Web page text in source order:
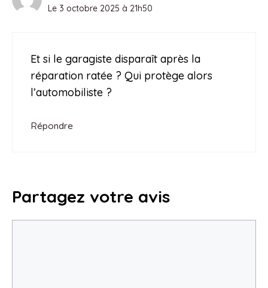
Le 3 octobre 2025 à 21h50
Et si le garagiste disparaît après la
réparation ratée ? Qui protège alors
l’automobiliste ?
Répondre
Partagez votre avis